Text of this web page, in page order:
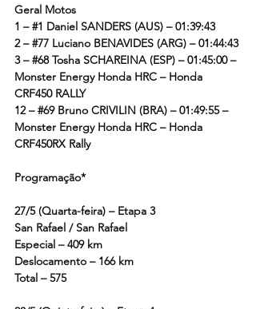
Geral Motos
1 – #1 Daniel SANDERS (AUS) – 01:39:43
2 – #77 Luciano BENAVIDES (ARG) – 01:44:43
3 – #68 Tosha SCHAREINA (ESP) – 01:45:00 –
Monster Energy Honda HRC – Honda
CRF450 RALLY
12 – #69 Bruno CRIVILIN (BRA) – 01:49:55 –
Monster Energy Honda HRC – Honda
CRF450RX Rally
Programação*
27/5 (Quarta-feira) – Etapa 3
San Rafael / San Rafael
Especial – 409 km
Deslocamento – 166 km
Total – 575